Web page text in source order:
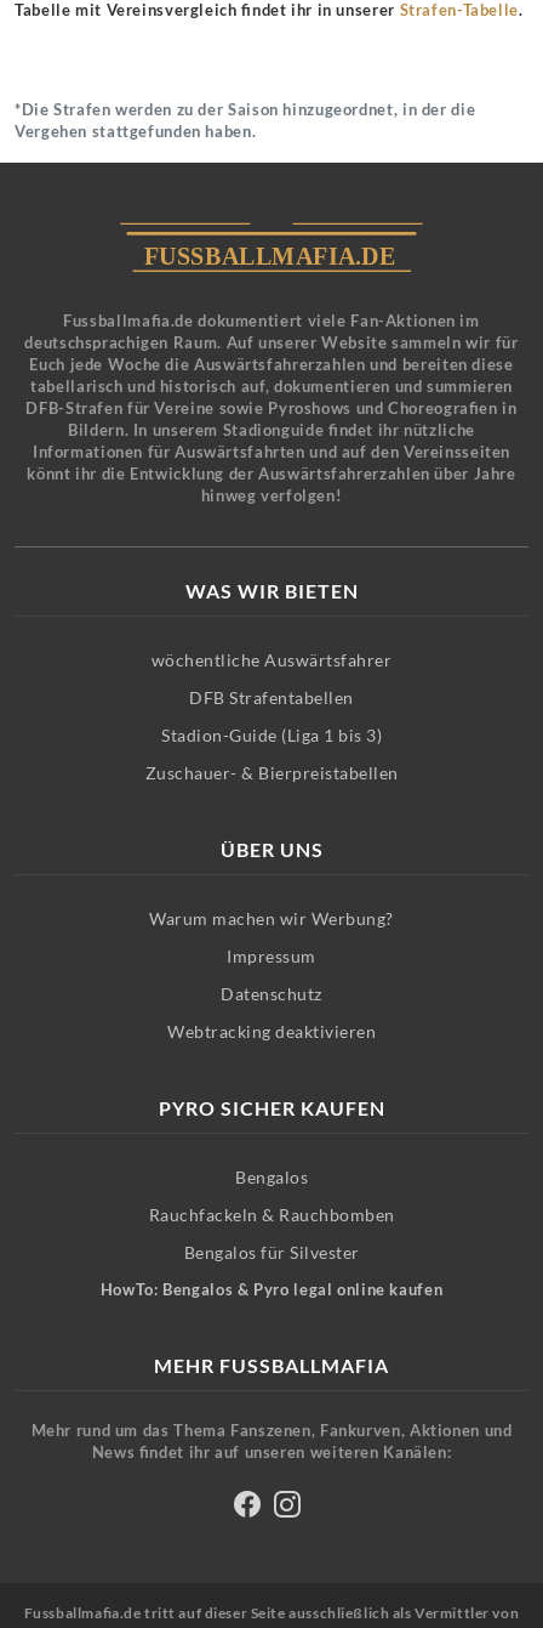
Tabelle mit Vereinsvergleich findet ihr in unserer Strafen-Tabelle.
*Die Strafen werden zu der Saison hinzugeordnet, in der die
Vergehen stattgefunden haben.
Fussballmafia.de dokumentiert viele Fan-Aktionen im
deutschsprachigen Raum. Auf unserer Website sammeln wir für
Euch jede Woche die Auswärtsfahrerzahlen und bereiten diese
tabellarisch und historisch auf, dokumentieren und summieren
DFB-Strafen für Vereine sowie Pyroshows und Choreografien in
Bildern. In unserem Stadionguide findet ihr nützliche
Informationen für Auswärtsfahrten und auf den Vereinsseiten
könnt ihr die Entwicklung der Auswärtsfahrerzahlen über Jahre
hinweg verfolgen!
WAS WIR BIETEN
wöchentliche Auswärtsfahrer
DFB Strafentabellen
Stadion-Guide (Liga 1 bis 3)
Zuschauer- & Bierpreistabellen
ÜBER UNS
Warum machen wir Werbung?
Impressum
Datenschutz
Webtracking deaktivieren
PYRO SICHER KAUFEN
Bengalos
Rauchfackeln & Rauchbomben
Bengalos für Silvester
HowTo: Bengalos & Pyro legal online kaufen
MEHR FUSSBALLMAFIA
Mehr rund um das Thema Fanszenen, Fankurven, Aktionen und
News findet ihr auf unseren weiteren Kanälen:
Fussballmafia.de tritt auf dieser Seite ausschließlich als Vermittler von